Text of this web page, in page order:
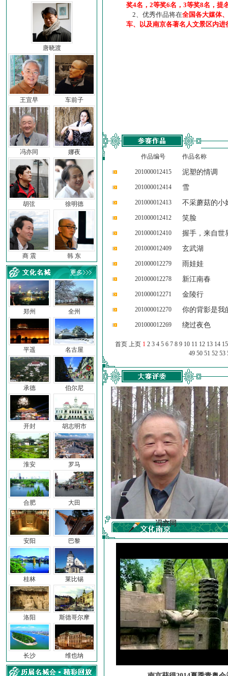
唐晓渡
王宜早 车前子
冯亦同 娜夜
胡弦 徐明德
商 震 韩 东
郑州
平遥
承德
开封
淮安
合肥
安阳
桂林
洛阳
长沙
全州
名古屋
伯尔尼
胡志明市
罗马
大田
巴黎
莱比锡
斯德哥尔摩
维也纳
奖4名，2等奖6名，3等奖8名，提
2、优秀作品将在全国各大媒体
车、以及南京各著名人文景区内进
作品编号 作品名称
201000012415 泥塑的情调
201000012414 雪
201000012413 不采蘑菇的小
201000012412 笑脸
201000012410 握手，来自世
201000012409 玄武湖
201000012279 雨娃娃
201000012278 新江南春
201000012271 金陵行
201000012270 你的背影是我
201000012269 绕过夜色
首页 上页 1 2 3 4 5 6 7 8 9 10 11 12 13 14 15
49 50 51 52 53
前子 冯亦同